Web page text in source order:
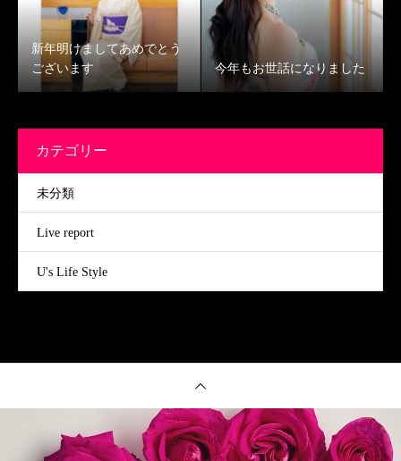
新年明けましてあめでとう
ございます
今年もお世話になりました
カテゴリー
未分類
Live report
U's Life Style